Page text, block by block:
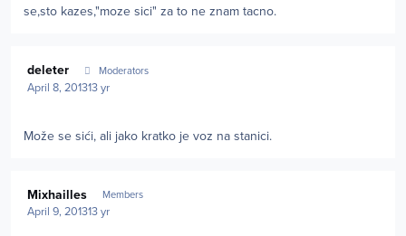
se,sto kazes,"moze sici" za to ne znam tacno.
deleter Moderators
April 8, 201313 yr
Može se sići, ali jako kratko je voz na stanici.
Mixhailles Members
April 9, 201313 yr